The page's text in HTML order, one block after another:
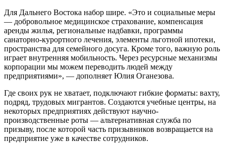
Для Дальнего Востока набор шире. «Это и социальные меры
— добровольное медицинское страхование, компенсация
аренды жилья, региональные надбавки, программы
санаторно-курортного лечения, элементы льготной ипотеки,
пространства для семейного досуга. Кроме того, важную роль
играет внутренняя мобильность. Через ресурсные механизмы
корпорации мы можем переводить людей между
предприятиями», — дополняет Юлия Оганезова.
Где своих рук не хватает, подключают гибкие форматы: вахту,
подряд, трудовых мигрантов. Создаются учебные центры, на
некоторых предприятиях действуют научно-
производственные роты — альтернативная служба по
призыву, после которой часть призывников возвращается на
предприятие уже в качестве сотрудников.